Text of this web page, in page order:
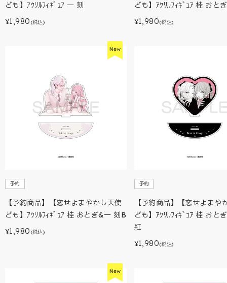
ども】ｱｸﾘﾙﾌｨｷﾞｭｱ 一 刻
¥1,980 (税込)
ども】ｱｸﾘﾙﾌｨｷﾞｭｱ 桂 おと
¥1,980(税込)
予約
【予約商品】【恋せよまやかし天使
ども】ｱｸﾘﾙﾌｨｷﾞｭｱ 桂 おとぎ&一 刻B
¥1,980 (税込)
予約
【予約商品】【恋せよまや
ども】ｱｸﾘﾙﾌｨｷﾞｭｱ 桂 おと
紅
¥1,980(税込)